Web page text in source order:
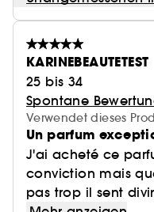
KARINEBEAUTETEST
25 bis 34
Spontane
Verwendet dieses
Un parfum
J'ai acheté ce
conviction mais
pas trop il sent